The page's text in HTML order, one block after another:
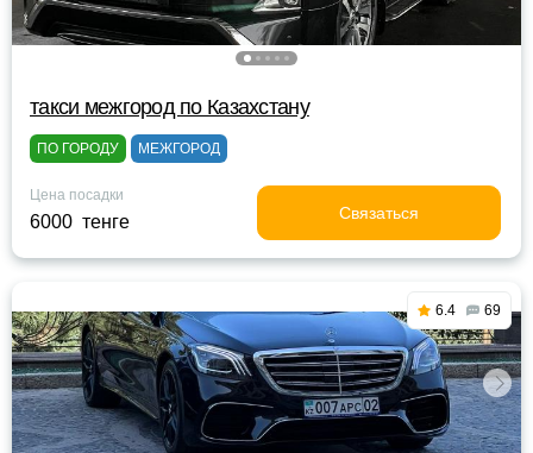
такси межгород по Казахстану
ПО ГОРОДУ МЕЖГОРОД
Цена посадки
6000 тенге Связаться
6.4 69